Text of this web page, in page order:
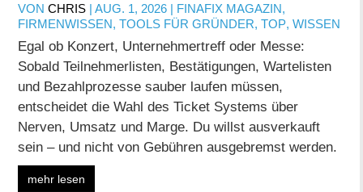
VONCHRIS |AUG. 1, 2026 | FINAFIX MAGAZIN,
FIRMENWISSEN,TOOLS FÜR GRÜNDER,TOP,WISSEN
Egal ob Konzert, Unternehmertreff oder Messe:
Sobald Teilnehmerlisten, Bestätigungen, Wartelisten
und Bezahlprozesse sauber laufen müssen,
entscheidet die Wahl des Ticket Systems über
Nerven, Umsatz und Marge. Du willst ausverkauft
sein – und nicht von Gebühren ausgebremst werden.
mehr lesen